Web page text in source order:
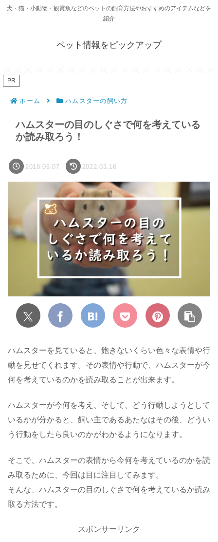
犬・猫・小動物・観賞魚などのペットの飼育方法やおすすめのアイテムなどを
紹介
ペット情報をピックアップ
PR
ホーム ハムスターの飼い方
ハムスターの目のしぐさで何を考えている
か読み取ろう！
2018.06.07 2022.03.16
ハムスターを見ていると、飽きないくらい色々な表情や行
動を見せてくれます。その表情や行動で、ハムスターが今
何を考えているのかを読み取ることが出来ます。
ハムスターが今何を考え、そして、どう行動しようとして
いるかが分かると、飼い主であるあたなはその後、どうい
う行動をしたら良いのかがわかるようになります。
そこで、ハムスターの表情から今何を考えているのかを読
み取るために、今回は目に注目してみます。
そんな、ハムスターの目のしぐさで何を考えているか読み
取る方法です。
スポンサーリンク